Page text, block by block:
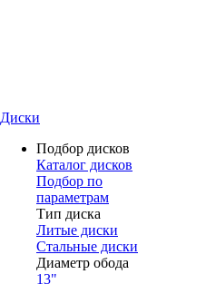
Диски
Подбор дисков
Каталог дисков
Подбор по
параметрам
Тип диска
Литые диски
Стальные диски
Диаметр обода
13"